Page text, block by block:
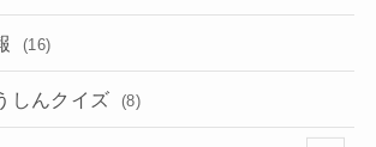
(16)
しんクイズ (8)